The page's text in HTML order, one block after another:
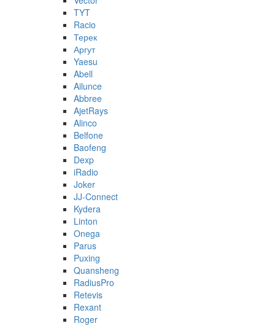
TYT
Racio
Терек
Аргут
Yaesu
Abell
Ailunce
Abbree
AjetRays
Alinco
Belfone
Baofeng
Dexp
iRadio
Joker
JJ-Connect
Kydera
Linton
Onega
Parus
Puxing
Quansheng
RadiusPro
Retevis
Rexant
Roger